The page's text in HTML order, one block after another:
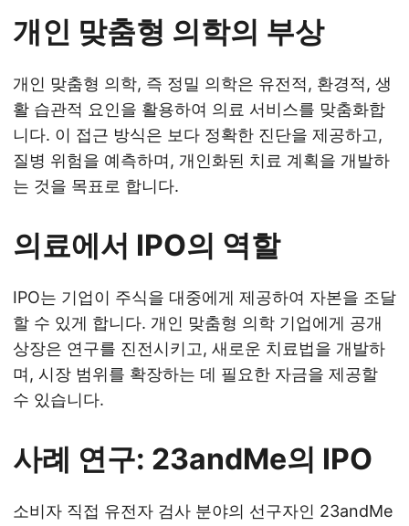
개인 맞춤형 의학의 부상
개인 맞춤형 의학, 즉 정밀 의학은 유전적, 환경적, 생
활 습관적 요인을 활용하여 의료 서비스를 맞춤화합
니다. 이 접근 방식은 보다 정확한 진단을 제공하고,
질병 위험을 예측하며, 개인화된 치료 계획을 개발하
는 것을 목표로 합니다.
의료에서 IPO의 역할
IPO는 기업이 주식을 대중에게 제공하여 자본을 조달
할 수 있게 합니다. 개인 맞춤형 의학 기업에게 공개
상장은 연구를 진전시키고, 새로운 치료법을 개발하
며, 시장 범위를 확장하는 데 필요한 자금을 제공할
수 있습니다.
사례 연구: 23andMe의 IPO
소비자 직접 유전자 검사 분야의 선구자인 23andMe